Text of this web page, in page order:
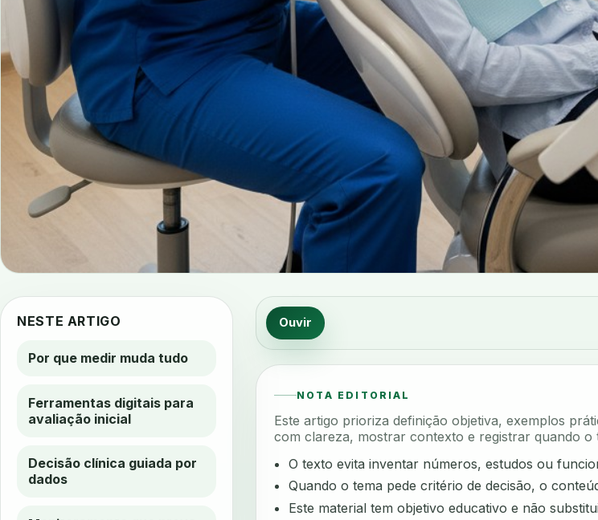
NESTE ARTIGO
Por que medir muda tudo
Ferramentas digitais para
avaliação inicial
Decisão clínica guiada por
dados
Ouvir
NOTA EDITORIAL
Este artigo prioriza definição objetiva, exemplos
com clareza, mostrar contexto e registrar quando
O texto evita inventar números, estudos ou
Quando o tema pede critério de decisão, o
Este material tem objetivo educativo e não